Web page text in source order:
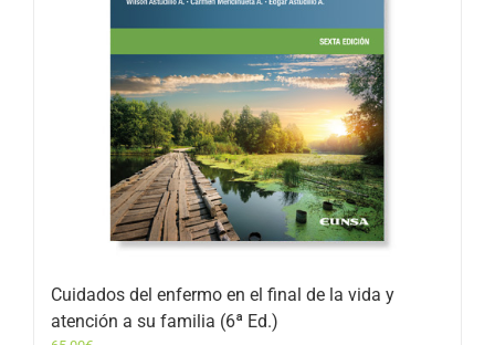
Cuidados del enfermo en el final de la vida y
atención a su familia (6ª Ed.)